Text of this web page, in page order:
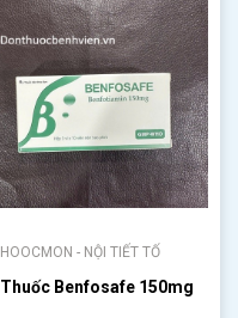
HOOCMON - NỘI TIẾT TỐ
Thuốc Benfosafe 150mg